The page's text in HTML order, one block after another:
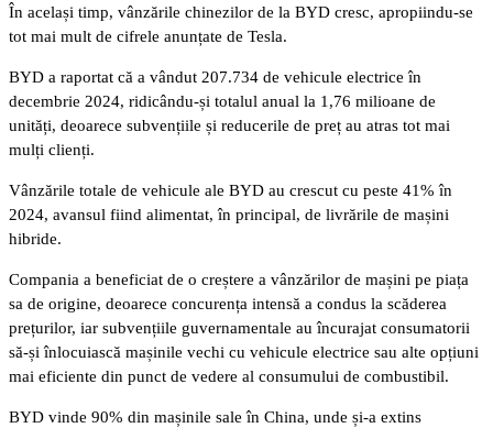
În același timp, vânzările chinezilor de la BYD cresc, apropiindu-se
tot mai mult de cifrele anunțate de Tesla.
BYD a raportat că a vândut 207.734 de vehicule electrice în
decembrie 2024, ridicându-și totalul anual la 1,76 milioane de
unități, deoarece subvențiile și reducerile de preț au atras tot mai
mulți clienți.
Vânzările totale de vehicule ale BYD au crescut cu peste 41% în
2024, avansul fiind alimentat, în principal, de livrările de mașini
hibride.
Compania a beneficiat de o creștere a vânzărilor de mașini pe piața
sa de origine, deoarece concurența intensă a condus la scăderea
prețurilor, iar subvențiile guvernamentale au încurajat consumatorii
să-și înlocuiască mașinile vechi cu vehicule electrice sau alte opțiuni
mai eficiente din punct de vedere al consumului de combustibil.
BYD vinde 90% din mașinile sale în China, unde și-a extins